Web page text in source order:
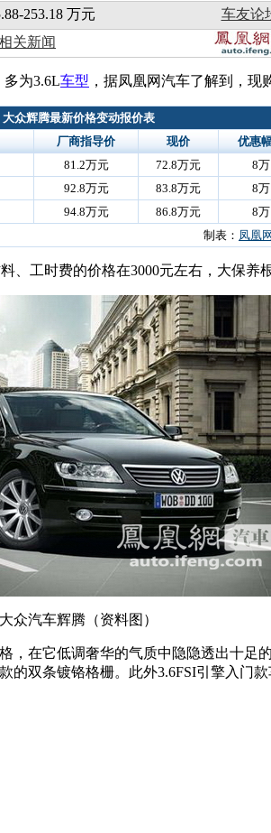
253.18 万元
车友论
关新闻
为3.6L车型 ，据凤凰网汽车了解到，现
大众辉腾最新价格变动报价表
厂商指导价 现价
优惠
81.2万元 72.8万元
8万
92.8万元 83.8万元
8万
94.8万元 86.8万元
8万
制表： 凤凰
、工时费的价格在3000元左右，大保养
大众汽车辉腾（资料图）
在它低调奢华的气质中隐隐透出十足
双条镀铬格栅。此外3.6FSI引擎入门